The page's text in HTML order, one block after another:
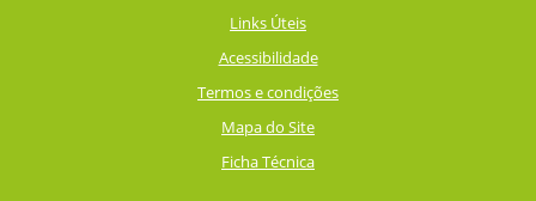
Links Úteis
Acessibilidade
Termos e condições
Mapa do Site
Ficha Técnica